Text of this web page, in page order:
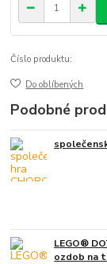
Číslo produktu:
Do oblíbených
Podobné
LEGO®
ozdob na